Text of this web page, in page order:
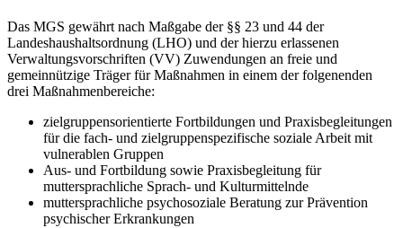
Das MGS gewährt nach Maßgabe der §§ 23 und 44 der
Landeshaushaltsordnung (LHO) und der hierzu erlassenen
Verwaltungsvorschriften (VV) Zuwendungen an freie und
gemeinnützige Träger für Maßnahmen in einem der folgenenden
drei Maßnahmenbereiche:
zielgruppensorientierte Fortbildungen und Praxisbegleitungen
für die fach- und zielgruppenspezifische soziale Arbeit mit
vulnerablen Gruppen
Aus- und Fortbildung sowie Praxisbegleitung für
muttersprachliche Sprach- und Kulturmittelnde
muttersprachliche psychosoziale Beratung zur Prävention
psychischer Erkrankungen